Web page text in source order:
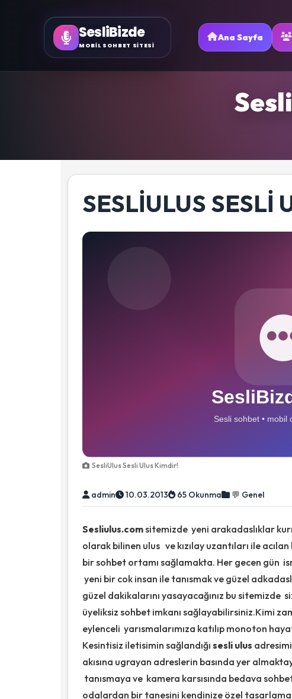
SesliBizde
MOBİL SOHBET SİTESİ
Ana Sayfa
SESLIULUS SESLI
SesliUlus Sesli Ulus Kimdir!
admin 10.03.2013 65 Okunma 💬 Genel
Sesliulus.comsitemizde yeni arakadaslıklar
olarak bilinen ulus ve kızılay uzantıları ile
bir sohbet ortamı sağlamakta. Her gecen gün
yeni bir cok insan ile tanısmak ve güzel
güzel dakikalarını yasayacağınız bu sitemizde
üyeliksiz sohbet imkanı sağlayabilirsiniz.Kimi
eylenceli yarısmalarımıza katılıp monoton
Kesintisiz iletisimin sağlandığı sesli ulus
akısına ugrayan adreslerin basında yer
tanısmaya ve kamera karsısında bedava
odalardan bir tanesini kendinize özel